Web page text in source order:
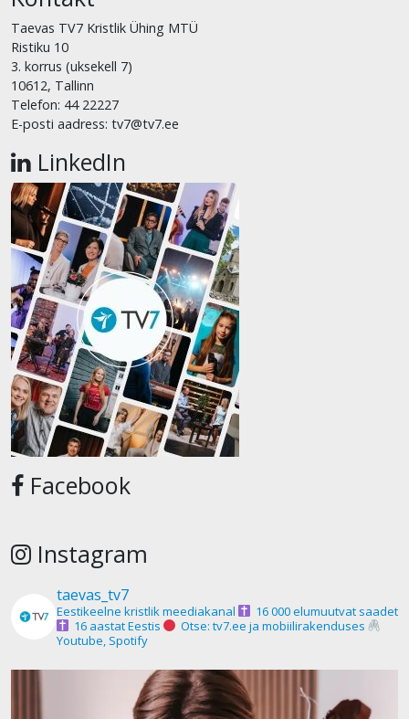
Taevas TV7 Kristlik Ühing MTÜ
Ristiku 10
3. korrus (uksekell 7)
10612, Tallinn
Telefon: 44 22227
E-posti aadress: tv7@tv7.ee
LinkedIn
Facebook
Instagram
taevas_tv7
Eestikeelne kristlik meediakanal
16 000 elumuutvat saadet
16 aastat Eestis
Otse: tv7.ee ja mobiilirakenduses
Youtube, Spotify